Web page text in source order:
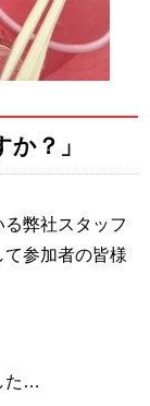
？」
弊社スタッフ
参加者の皆様
た…